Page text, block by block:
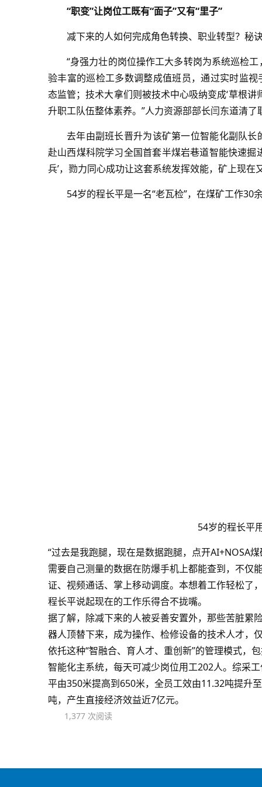
“职变”让岗位工既有“面子”又有“里子”
减下来的人如何完成角色转换、职业转型？秘
“身强力壮的岗位操作工大多转岗为系统巡检
验丰富的巡检工多数调整成值班员，通过实时监
态监管；技术大拿们则被技术中心吸纳变成‘草根讲
升职工队伍整体素养。”人力资源部部长闫东道清
去年由副班长晋升为该矿第一位智能化副队长
赴山西煤科院学习全国首套半煤岩巷道智能快速
兵’，勠力同心成功让这套系统发挥效能，矿上现在
54岁的程长平是一名“老瓦检”，在煤矿工作30
54岁的程长平
“过去是我跑腿，现在是数据跑腿，点开AI+NOSA
需要自己测量的数据在防爆手机上都能查到，不仅
证、视频通话、掌上移动调度。本想着工作轻松了
程长平说起现在的工作乐得合不拢嘴。
据了解，除减下来的人被妥善安置外，那些苦脏累
器人顶替下来，成为操作、检修设备的技术人才，
依托这种“智融合、育人才、重创新”的管理模式，
智能化主系统，每天可减少岗位用工202人。综采
平由350米提高到650米，全员工效由11.32吨提升
吨，产生直接经济效益近7亿元。
1,377 次阅读